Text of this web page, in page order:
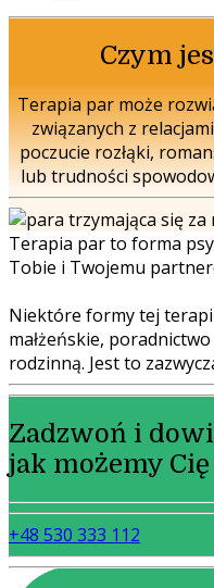
Czym
Terapia par może
związanych z
poczucie rozłąki,
lub trudności
Terapia par to forma
Tobie i Twojemu
Niektóre formy tej
małżeńskie,
rodzinną. Jest to
Zadzwoń i
jak możemy
+48 530 333 112